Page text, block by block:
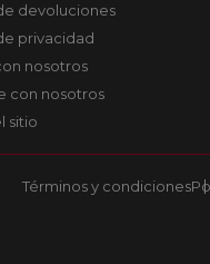
devoluciones
privacidad
nosotros
con nosotros
sitio
Términos y condiciones